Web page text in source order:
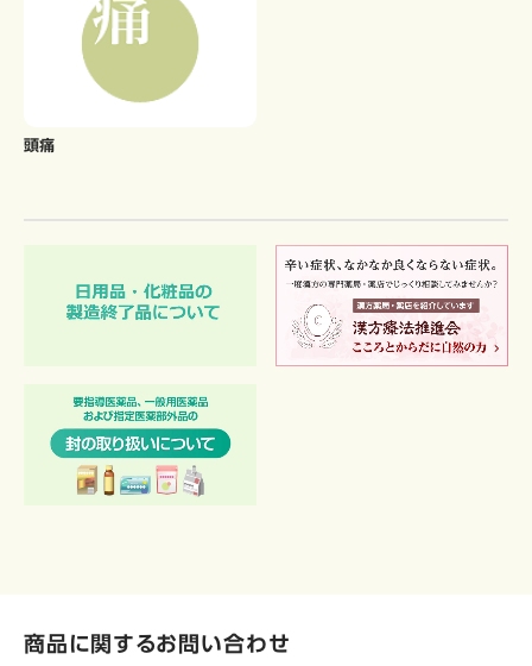
頭痛
商品に関するお問い合わせ